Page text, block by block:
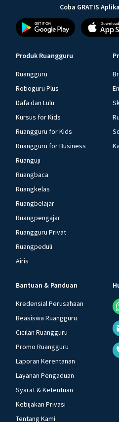
Coba GRATIS
Produk Ruangguru
Ruangguru
Roboguru Plus
Dafa dan Lulu
Kursus for Kids
Ruangguru for Kids
Ruangguru for Business
Ruanguji
Ruangbaca
Ruangkelas
Ruangbelajar
Ruangpengajar
Ruangguru Privat
Ruangpeduli
Airis
Bantuan & Panduan
Kredensial Perusahaan
Beasiswa Ruangguru
Cicilan Ruangguru
Promo Ruangguru
Laporan Kerentanan
Layanan Pengaduan
Syarat & Ketentuan
Kebijakan Privasi
Tentang Kami